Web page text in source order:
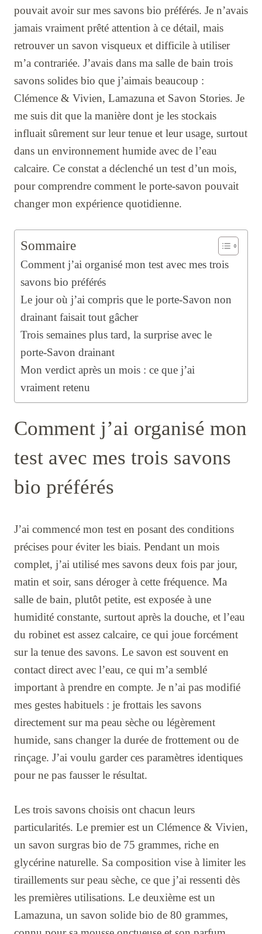
pouvait avoir sur mes savons bio préférés. Je n’avais
jamais vraiment prêté attention à ce détail, mais
retrouver un savon visqueux et difficile à utiliser
m’a contrariée. J’avais dans ma salle de bain trois
savons solides bio que j’aimais beaucoup :
Clémence & Vivien, Lamazuna et Savon Stories. Je
me suis dit que la manière dont je les stockais
influait sûrement sur leur tenue et leur usage, surtout
dans un environnement humide avec de l’eau
calcaire. Ce constat a déclenché un test d’un mois,
pour comprendre comment le porte-savon pouvait
changer mon expérience quotidienne.
Sommaire
Comment j’ai organisé mon test avec mes trois
savons bio préférés
Le jour où j’ai compris que le porte-Savon non
drainant faisait tout gâcher
Trois semaines plus tard, la surprise avec le
porte-Savon drainant
Mon verdict après un mois : ce que j’ai
vraiment retenu
Comment j’ai organisé mon
test avec mes trois savons
bio préférés
J’ai commencé mon test en posant des conditions
précises pour éviter les biais. Pendant un mois
complet, j’ai utilisé mes savons deux fois par jour,
matin et soir, sans déroger à cette fréquence. Ma
salle de bain, plutôt petite, est exposée à une
humidité constante, surtout après la douche, et l’eau
du robinet est assez calcaire, ce qui joue forcément
sur la tenue des savons. Le savon est souvent en
contact direct avec l’eau, ce qui m’a semblé
important à prendre en compte. Je n’ai pas modifié
mes gestes habituels : je frottais les savons
directement sur ma peau sèche ou légèrement
humide, sans changer la durée de frottement ou de
rinçage. J’ai voulu garder ces paramètres identiques
pour ne pas fausser le résultat.
Les trois savons choisis ont chacun leurs
particularités. Le premier est un Clémence & Vivien,
un savon surgras bio de 75 grammes, riche en
glycérine naturelle. Sa composition vise à limiter les
tiraillements sur peau sèche, ce que j’ai ressenti dès
les premières utilisations. Le deuxième est un
Lamazuna, un savon solide bio de 80 grammes,